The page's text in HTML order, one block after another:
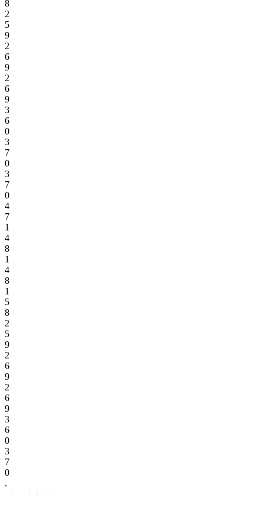
8
2
5
9
2
6
9
2
6
9
3
6
0
3
7
0
3
7
0
4
7
1
4
8
1
4
8
1
5
8
2
5
9
2
6
9
2
6
9
3
6
0
3
7
0
.